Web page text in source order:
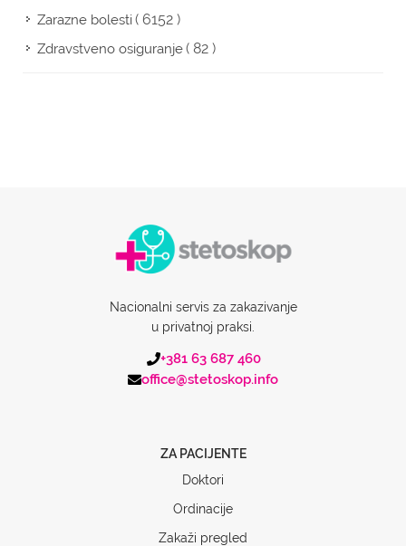
Zarazne bolesti( 6152 )
Zdravstveno osiguranje( 82 )
Nacionalni servis za zakazivanje
u privatnoj praksi.
+381 63 687 460
office@stetoskop.info
ZA PACIJENTE
Doktori
Ordinacije
Zakaži pregled